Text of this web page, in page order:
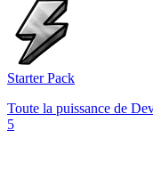
Starter Pack
Toute la puissance de
5